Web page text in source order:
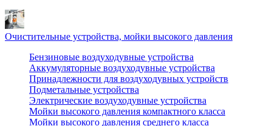
Очистительные устройства, мойки высокого давления
Бензиновые воздуходувные устройства
Аккумуляторные воздуходувные устройства
Принадлежности для воздуходувных устройств
Подметальные устройства
Электрические воздуходувные устройства
Мойки высокого давления компактного класса
Мойки высокого давления среднего класса